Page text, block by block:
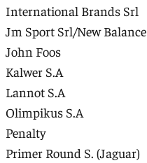
International Brands Srl
Jm Sport Srl/New Balance
John Foos
Kalwer S.A
Lannot S.A
Olimpikus S.A
Penalty
Primer Round S. (Jaguar)